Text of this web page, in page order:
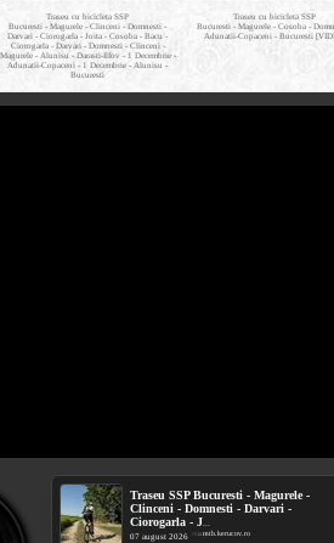
Traseu cu bicicleta SSP
Bucuresti - Magurele - Clinceni - Domnesti -
Darvari - Ciorogarla - Joita - Cosoba - Bacu -
Ciorogarla - Darvari - Domnesti - Clinceni -
Magurele - Alunisu - Darasti-Ilfov - 1 Decembrie -
Adunatii-Copaceni - 1 Decembrie - Alunisu -
Bucuresti
Traseu cu bicicleta SSP
Bucuresti - Magurele - Cosoba -
Adunatii-Copaceni - Bucuresti
Traseu SSP Bucuresti - Magurele -
Clinceni - Domnesti - Darvari -
Ciorogarla - J...
07 august 2026 / via mtb.kerucov.ro